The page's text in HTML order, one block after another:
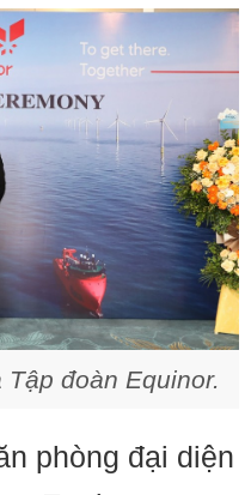
đoàn Equinor.
phòng đại diện